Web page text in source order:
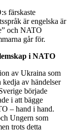
färskaste
är engelska är
och NATO
går för.
i NATO
av Ukraina som
kedja av händelser
började
i att bägge
– hand i hand.
Ungern som
trots detta